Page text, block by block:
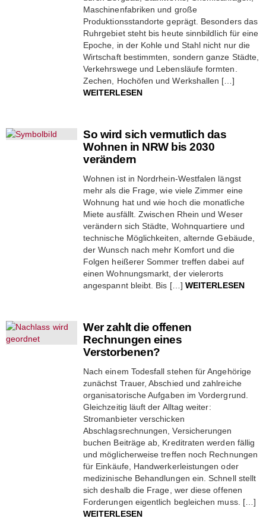
Maschinenfabriken und große
Produktionsstandorte geprägt. Besonders das
Ruhrgebiet steht bis heute sinnbildlich für eine
Epoche, in der Kohle und Stahl nicht nur die
Wirtschaft bestimmten, sondern ganze Städte,
Verkehrswege und Lebensläufe formten.
Zechen, Hochöfen und Werkshallen […]
WEITERLESEN
So wird sich vermutlich das
Wohnen in NRW bis 2030
verändern
Wohnen ist in Nordrhein-Westfalen längst
mehr als die Frage, wie viele Zimmer eine
Wohnung hat und wie hoch die monatliche
Miete ausfällt. Zwischen Rhein und Weser
verändern sich Städte, Wohnquartiere und
technische Möglichkeiten, alternde Gebäude,
der Wunsch nach mehr Komfort und die
Folgen heißerer Sommer treffen dabei auf
einen Wohnungsmarkt, der vielerorts
angespannt bleibt. Bis […] WEITERLESEN
Wer zahlt die offenen
Rechnungen eines
Verstorbenen?
Nach einem Todesfall stehen für Angehörige
zunächst Trauer, Abschied und zahlreiche
organisatorische Aufgaben im Vordergrund.
Gleichzeitig läuft der Alltag weiter:
Stromanbieter verschicken
Abschlagsrechnungen, Versicherungen
buchen Beiträge ab, Kreditraten werden fällig
und möglicherweise treffen noch Rechnungen
für Einkäufe, Handwerkerleistungen oder
medizinische Behandlungen ein. Schnell stellt
sich deshalb die Frage, wer diese offenen
Forderungen eigentlich begleichen muss. […]
WEITERLESEN